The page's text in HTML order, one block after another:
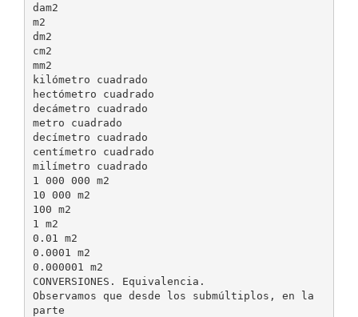
dam2
m2
dm2
cm2
mm2
kilómetro cuadrado
hectómetro cuadrado
decámetro cuadrado
metro cuadrado
decímetro cuadrado
centímetro cuadrado
milímetro cuadrado
1 000 000 m2
10 000 m2
100 m2
1 m2
0.01 m2
0.0001 m2
0.000001 m2
CONVERSIONES. Equivalencia.
Observamos que desde los submúltiplos, en la
parte